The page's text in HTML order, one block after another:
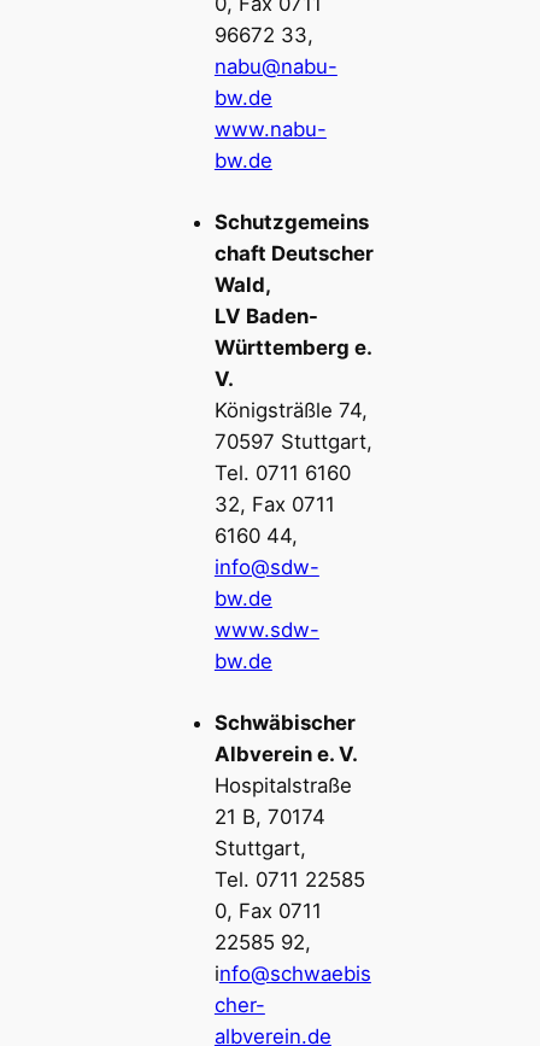
96672 33,
nabu@nabu-
bw.de
www.nabu-
bw.de
Schutzgemeins
chaft Deutscher
Wald,
LV Baden-
Württemberg e.
V.
Königsträßle 74,
70597 Stuttgart,
Tel. 0711 6160
32, Fax 0711
6160 44,
info@sdw-
bw.de
www.sdw-
bw.de
Schwäbischer
Albverein e. V.
Hospitalstraße
21 B, 70174
Stuttgart,
Tel. 0711 22585
0, Fax 0711
22585 92,
info@schwaebis
cher-
albverein.de